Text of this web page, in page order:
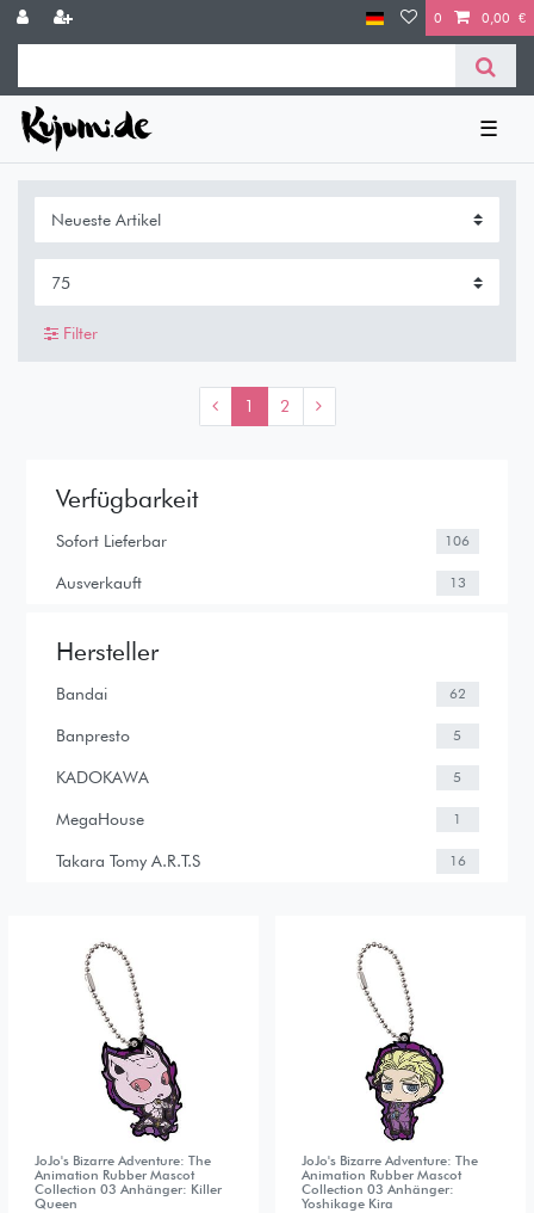
0 0,00 €
☰
Filter
1 2
Verfügbarkeit
Sofort Lieferbar 106
Ausverkauft 13
Hersteller
Bandai 62
Banpresto 5
KADOKAWA 5
MegaHouse 1
Takara Tomy A.R.T.S 16
JoJo's Bizarre Adventure: The
Animation Rubber Mascot
Collection 03 Anhänger: Killer
Queen
JoJo's Bizarre Adventure: The
Animation Rubber Mascot
Collection 03 Anhänger:
Yoshikage Kira